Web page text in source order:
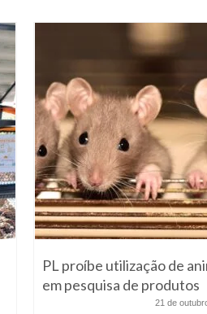
PL proíbe utilização de
em pesquisa de produtos
21 de